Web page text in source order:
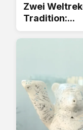
Zwei
Tradition:...